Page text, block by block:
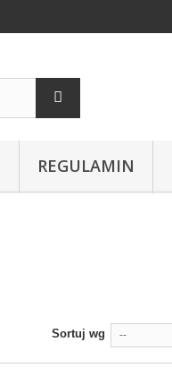
REGULAMIN
Sortuj wg --